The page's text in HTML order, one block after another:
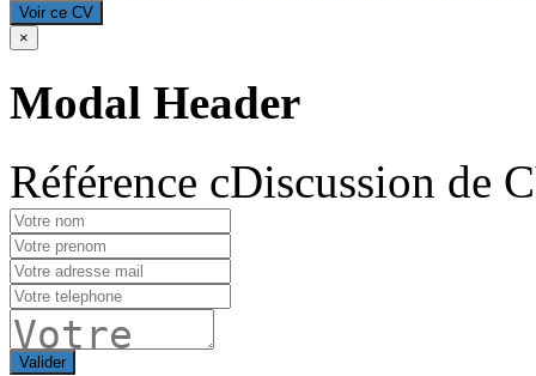
Voir ce CV
×
Modal Header
Référence cDiscussion de
Valider